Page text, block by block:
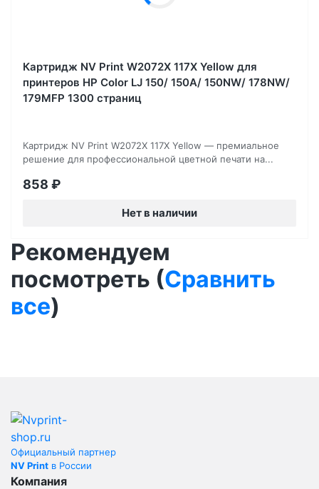
Картридж NV Print W2072X 117X Yellow для
принтеров HP Color LJ 150/ 150A/ 150NW/ 178NW/
179MFP 1300 страниц
Картридж NV Print W2072X 117X Yellow — премиальное
решение для профессиональной цветной печати на...
858 ₽
Нет в наличии
Рекомендуем
посмотреть (Сравнить
все)
Официальный партнер
NV Print в России
Компания